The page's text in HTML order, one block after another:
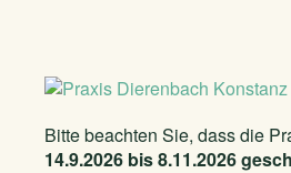
Bitte beachten Sie, dass die
14.9.2026 bis 8.11.2026